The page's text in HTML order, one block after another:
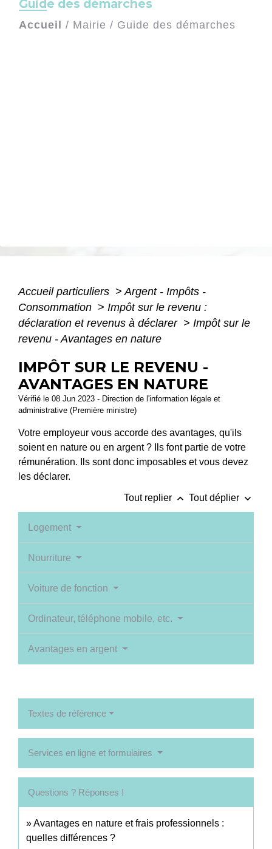
Guide des démarches
Accueil / Mairie / Guide des démarches
Accueil particuliers > Argent - Impôts -
Consommation > Impôt sur le revenu :
déclaration et revenus à déclarer > Impôt sur le
revenu - Avantages en nature
IMPÔT SUR LE REVENU -
AVANTAGES EN NATURE
Vérifié le 08 Jun 2023 - Direction de l'information légale et
administrative (Première ministre)
Votre employeur vous accorde des avantages, qu'ils
soient en nature ou en argent ? Ils font partie de votre
rémunération. Ils sont donc imposables et vous devez
les déclarer.
Tout replier keyboard_arrow_up Tout déplier keyboard_arrow_down
Logement
Nourriture
Voiture de fonction
Ordinateur, téléphone mobile, etc.
Avantages en argent
Textes de référence
Services en ligne et formulaires
Questions ? Réponses !
Avantages en nature et frais professionnels :
quelles différences ?